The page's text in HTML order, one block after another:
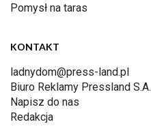
Pomysł na taras
KONTAKT
ladnydom@press-land.pl
Biuro Reklamy Pressland S.A.
Napisz do nas
Redakcja